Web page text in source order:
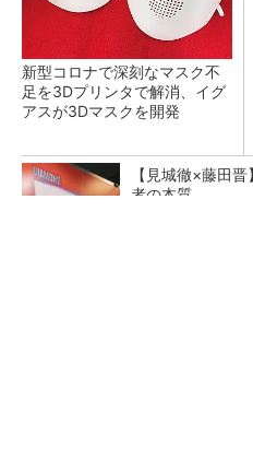
新型コロナで深刻なマスク不
足を3Dプリンタで解消、イグ
アスが3Dマスクを開発
【見城徹×藤田
者の本質